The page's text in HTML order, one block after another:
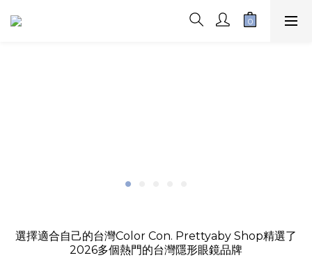
選擇適合自己的台灣Color Con. Prettyaby Shop精選了
2026多個熱門的台灣隱形眼鏡品牌